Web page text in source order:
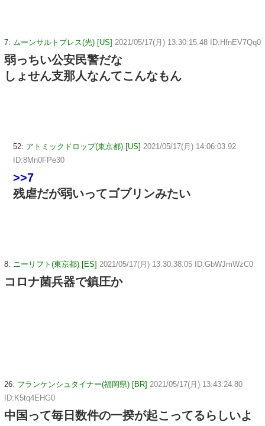
7: ムーンサルトプレス(光) [US] 2021/05/17(月) 13:30:15.48 ID:HfnEV7Qq0
弱っちい公安民警だな
しょせん支那人なんてこんなもん
52: アトミックドロップ(東京都) [US] 2021/05/17(月) 14:06:03.92
ID:8Mn0FPe30
>>7
残虐だが弱いってゴブリンみたい
8: ニーリフト(東京都) [ES] 2021/05/17(月) 13:30:38.05 ID:GbWJmWzC0
コロナ菌兵器で鎮圧か
26: フランケンシュタイナー(福岡県) [BR] 2021/05/17(月) 13:43:24.80
ID:K5tq4EHG0
中国って毎日数件の一揆が起こってるらしいよ